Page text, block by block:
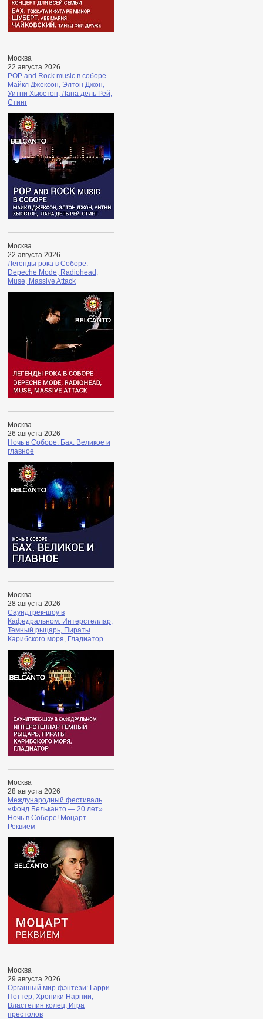
Москва
22 августа 2026
POP and Rock music в соборе.
Майкл Джексон, Элтон Джон,
Уитни Хьюстон, Лана дель Рей,
Стинг
Москва
22 августа 2026
Легенды рока в Соборе.
Depeche Mode, Radiohead,
Muse, Massive Attack
Москва
26 августа 2026
Ночь в Соборе. Бах. Великое и
главное
Москва
28 августа 2026
Саундтрек-шоу в
Кафедральном. Интерстеллар,
Темный рыцарь, Пираты
Карибского моря, Гладиатор
Москва
28 августа 2026
Международный фестиваль
«Фонд Бельканто — 20 лет».
Ночь в Соборе! Моцарт.
Реквием
Москва
29 августа 2026
Органный мир фэнтези: Гарри
Поттер, Хроники Нарнии,
Властелин колец, Игра
престолов